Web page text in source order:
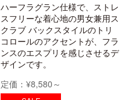
ハーフラグラン仕様で、ストレ
スフリーな着心地の男女兼用ス
クラブ バックスタイルのトリ
コロールのアクセントが、フラ
ンスのエスプリを感じさせるデ
ザインです。
定価：¥8,580～